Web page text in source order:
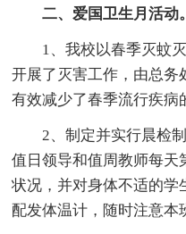
二、爱国卫生月活动。
1、我校以春季灭蚊灭
开展了灭害工作，由总务
有效减少了春季流行疾病
2、制定并实行晨检制
值日领导和值周教师每天
状况，并对身体不适的学
配发体温计，随时注意本